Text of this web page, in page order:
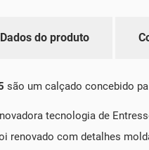
Dados do produto
são um calçado concebido
tecnologia de
renovado com detalhes